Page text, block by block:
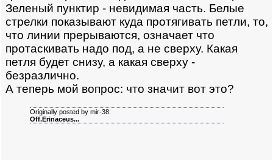
Зеленый пунктир - невидимая часть. Белые
стрелки показывают куда протягивать петли, то,
что линии прерываются, означает что
протаскивать надо под, а не сверху. Какая
петля будет снизу, а какая сверху -
безразлично.
А теперь мой вопрос: что значит вот это?
Originally posted by mir-38:
Off.Erinaceus...